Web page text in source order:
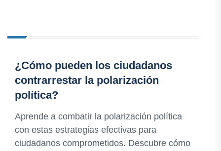
¿Cómo pueden los ciudadanos
contrarrestar la polarización
política?
Aprende a combatir la polarización política
con estas estrategias efectivas para
ciudadanos comprometidos. Descubre cómo